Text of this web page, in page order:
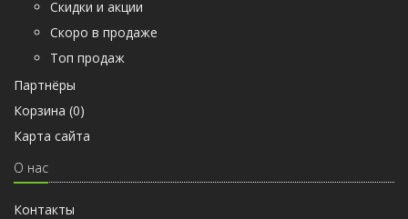
Скидки и акции
Скоро в продаже
Топ продаж
Партнёры
Корзина (0)
Карта сайта
О нас
Контакты